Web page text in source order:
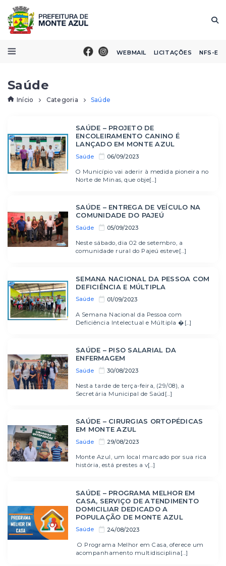
WEBMAIL LICITAÇÕES NFS-E
Saúde
Início Categoria Saúde
Saúde 06/09/2023
SAÚDE – PROJETO DE
ENCOLEIRAMENTO CANINO É
LANÇADO EM MONTE AZUL
O Município vai aderir à medida pioneira no
Norte de Minas, que obje[...]
Saúde 05/09/2023
SAÚDE – ENTREGA DE VEÍCULO NA
COMUNIDADE DO PAJEÚ
Neste sábado, dia 02 de setembro, a
comunidade rural do Pajeú esteve[...]
Saúde 01/09/2023
SEMANA NACIONAL DA PESSOA COM
DEFICIÊNCIA E MÚLTIPLA
A Semana Nacional da Pessoa com
Deficiência Intelectual e Múltipla �[...]
Saúde 30/08/2023
SAÚDE – PISO SALARIAL DA
ENFERMAGEM
Nesta tarde de terça-feira, (29/08), a
Secretária Municipal de Saúd[...]
Saúde 29/08/2023
SAÚDE – CIRURGIAS ORTOPÉDICAS
EM MONTE AZUL
Monte Azul, um local marcado por sua rica
história, está prestes a v[...]
Saúde 24/08/2023
SAÚDE – PROGRAMA MELHOR EM
CASA, SERVIÇO DE ATENDIMENTO
DOMICILIAR DEDICADO A
POPULAÇÃO DE MONTE AZUL
O Programa Melhor em Casa, oferece um
acompanhamento multidisciplina[...]